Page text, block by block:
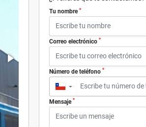
Tu nombre *
Correo electrónico *
Número de teléfono *
▼
Mensaje *